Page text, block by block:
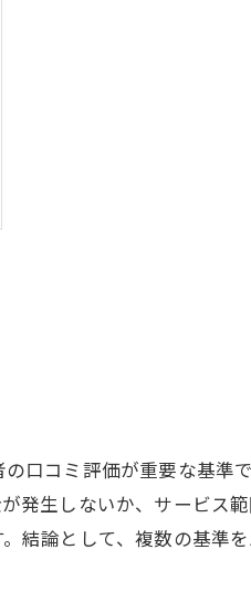
口コミ評価が重要な基準
発生しないか、サービス
結論として、複数の基準